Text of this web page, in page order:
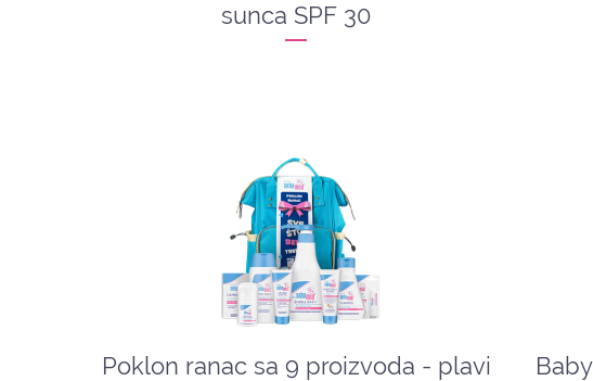
sunca SPF 30
Poklon ranac sa 9 proizvoda - plavi